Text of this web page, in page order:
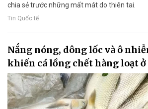
chia sẻ trước những mất mát do thiên tai.
Tin Quốc tế
Nắng nóng, dông lốc và ô
khiến cá lồng chết hàng loạt ở